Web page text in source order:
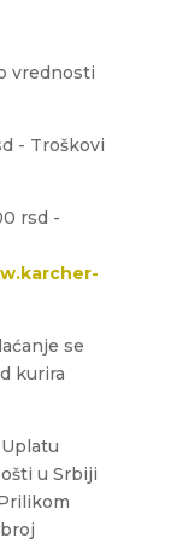
vrednosti
- Troškovi
rsd -
se
kurira
u Srbiji